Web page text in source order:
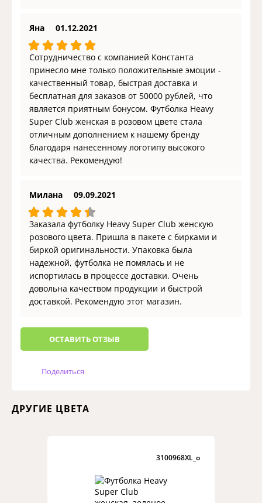
Яна 01.12.2021
Сотрудничество с компанией Константа
принесло мне только положительные эмоции -
качественный товар, быстрая доставка и
бесплатная для заказов от 50000 рублей, что
является приятным бонусом. Футболка Heavy
Super Club женская в розовом цвете стала
отличным дополнением к нашему бренду
благодаря нанесенному логотипу высокого
качества. Рекомендую!
Милана 09.09.2021
Заказала футболку Heavy Super Club женскую
розового цвета. Пришла в пакете с бирками и
биркой оригинальности. Упаковка была
надежной, футболка не помялась и не
испортилась в процессе доставки. Очень
довольна качеством продукции и быстрой
доставкой. Рекомендую этот магазин.
ОCТАВИТЬ ОТЗЫВ
Поделиться
ДРУГИЕ ЦВЕТА
3100968XL_o